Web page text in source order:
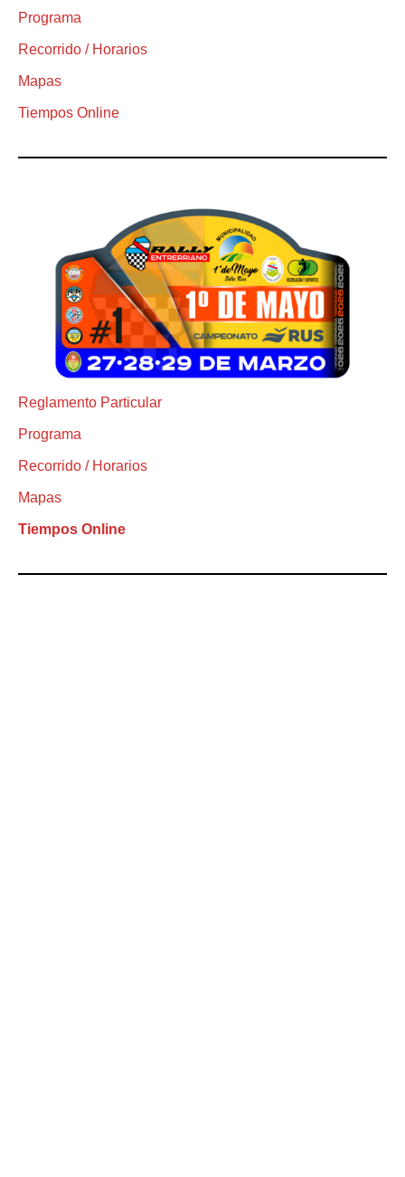
Programa
Recorrido / Horarios
Mapas
Tiempos Online
Reglamento Particular
Programa
Recorrido / Horarios
Mapas
Tiempos Online